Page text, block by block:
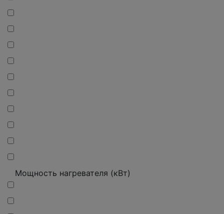
Мощность нагревателя (кВт)